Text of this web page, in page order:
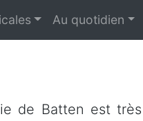
Au quotidien
de Batten est